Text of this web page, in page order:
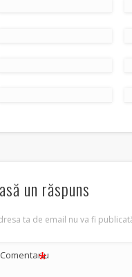
un răspuns
ta de email nu va fi
Comentariu
*